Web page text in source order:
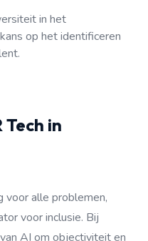
in het
op het identificeren
Tech in
voor alle problemen,
voor inclusie. Bij
AI om objectiviteit en